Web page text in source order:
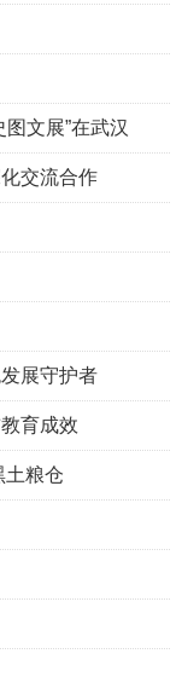
文展”在武汉
交流合作
展守护者
育成效
土粮仓